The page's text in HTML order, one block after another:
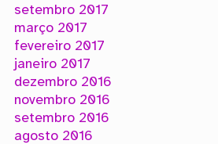
setembro 2017
março 2017
fevereiro 2017
janeiro 2017
dezembro 2016
novembro 2016
setembro 2016
agosto 2016